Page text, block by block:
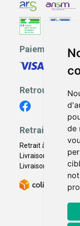
de
Paiement
Retrouvez-
Retrait -
Retrait à la
Livraison en Point
Livraison à domicile